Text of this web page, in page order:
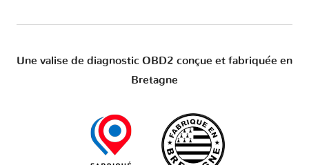
Une valise de diagnostic OBD2 conçue et fabriquée en
Bretagne